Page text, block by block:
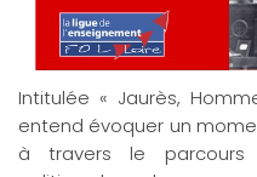
Intitulée « Jaurès,
entend évoquer un
à travers le parcours